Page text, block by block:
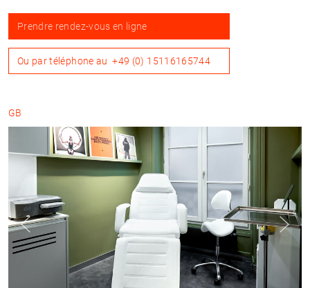
Prendre rendez-vous en ligne
Ou par téléphone au+49 (0) 15116165744
GB